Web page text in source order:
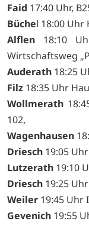
Faid 17:40 Uhr,
Büchel 18:00 Uhr
Alflen 18:10
Wirtschaftsweg
Auderath 18:25
Filz 18:35 Uhr
Wollmerath
102,
Wagenhausen
Driesch 19:05
Lutzerath 19:10
Driesch 19:25
Weiler 19:45 Uhr
Gevenich 19:55